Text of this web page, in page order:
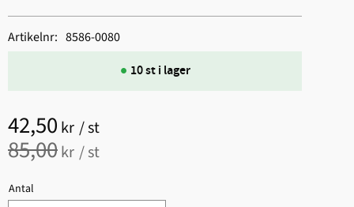
Nedsatt pris:
42,50 kr /st
Ordinarie pris:
85,00kr /st
Antal
10 st i lager
Artikelnr 8586-0080